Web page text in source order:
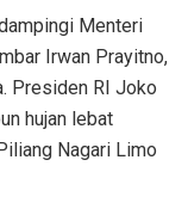
Menteri
Irwan Prayitno,
Presiden RI Joko
hujan lebat
Nagari Limo